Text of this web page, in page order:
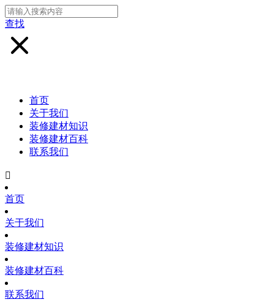
查找
首页
关于我们
装修建材知识
装修建材百科
联系我们

首页
关于我们
装修建材知识
装修建材百科
联系我们